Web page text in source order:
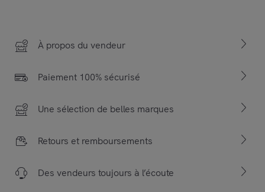
À propos du vendeur
Paiement 100% sécurisé
Une sélection de belles marques
Retours et remboursements
Des vendeurs toujours à l’écoute